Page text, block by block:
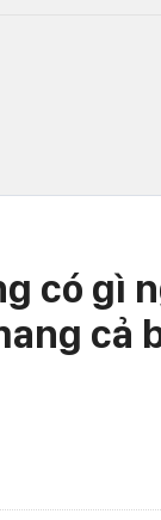
có gì
cả